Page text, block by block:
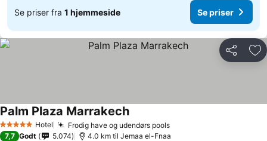
Se priser fra 1 hjemmeside Se priser
Del
5 Stjerner Hotel Frodig have og udendørs pools
Palm Plaza Marrakech
7,7 Godt 5.074 4.0 km til Jemaa el-Fnaa